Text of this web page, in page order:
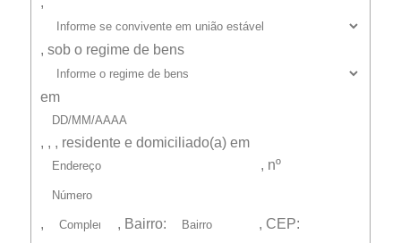
, sob o regime de bens
em
, , , residente e domiciliado(a) em
, nº
, , Bairro: , CEP: